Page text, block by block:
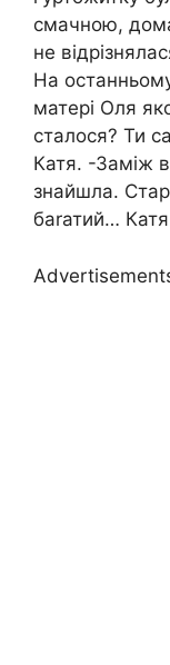
смачною,
не
На
матері Оля
сталося? Ти
Катя. -Заміж
знайшла.
баrатий…